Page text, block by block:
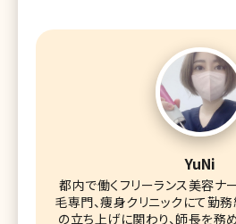
YuNi
都内で働くフリーランス美容ナ
毛専門、痩身クリニックにて勤務
の立ち上げに関わり、師長を務